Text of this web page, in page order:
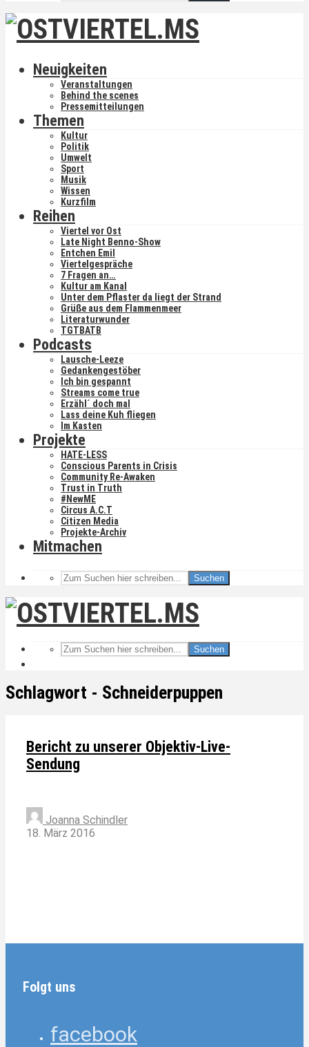
Neuigkeiten
Veranstaltungen
Behind the scenes
Pressemitteilungen
Themen
Kultur
Politik
Umwelt
Sport
Musik
Wissen
Kurzfilm
Reihen
Viertel vor Ost
Late Night Benno-Show
Entchen Emil
Viertelgespräche
7 Fragen an…
Kultur am Kanal
Unter dem Pflaster da liegt der Strand
Grüße aus dem Flammenmeer
Literaturwunder
TGTBATB
Podcasts
Lausche-Leeze
Gedankengestöber
Ich bin gespannt
Streams come true
Erzähl´ doch mal
Lass deine Kuh fliegen
Im Kasten
Projekte
HATE-LESS
Conscious Parents in Crisis
Community Re-Awaken
Trust in Truth
#NewME
Circus A.C.T
Citizen Media
Projekte-Archiv
Mitmachen
Suchen
Suchen
Schlagwort - Schneiderpuppen
Bericht zu unserer Objektiv-Live-
Sendung
Joanna Schindler
18. März 2016
Folgt uns
facebook